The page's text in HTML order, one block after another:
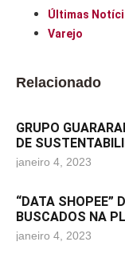
Últimas
Varejo
Relacionado
GRUPO
DE
janeiro 4, 2023
“DATA SHOPEE”
BUSCADOS NA
janeiro 4, 2023